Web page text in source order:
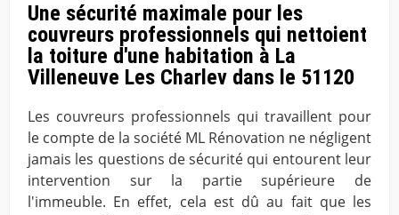
Une sécurité maximale pour les
couvreurs professionnels qui nettoient
la toiture d'une habitation à La
Villeneuve Les Charlev dans le 51120
Les couvreurs professionnels qui travaillent pour
le compte de la société ML Rénovation ne négligent
jamais les questions de sécurité qui entourent leur
intervention sur la partie supérieure de
l'immeuble. En effet, cela est dû au fait que les